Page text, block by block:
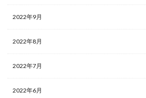
2022年9月
2022年8月
2022年7月
2022年6月